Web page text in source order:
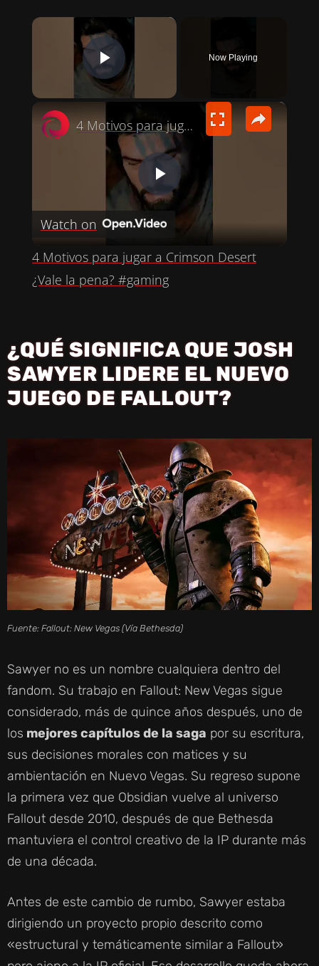
×
PLAY VIDEO
Now Playing
×
P
A
V
I
D
E
O
4 Motivos para jugar a Crimson Desert ¿Vale la pena? #gaming
Watch on
4 Motivos para jugar a Crimson Desert
¿Vale la pena? #gaming
¿QUÉ SIGNIFICA QUE JOSH
SAWYER LIDERE EL NUEVO
JUEGO DE FALLOUT?
Fuente: Fallout: New Vegas (Vía Bethesda)
Sawyer no es un nombre cualquiera dentro del
fandom. Su trabajo en Fallout: New Vegas sigue
considerado, más de quince años después, uno de
los mejores capítulos de la saga por su escritura,
sus decisiones morales con matices y su
ambientación en Nuevo Vegas. Su regreso supone
la primera vez que Obsidian vuelve al universo
Fallout desde 2010, después de que Bethesda
mantuviera el control creativo de la IP durante más
de una década.
Antes de este cambio de rumbo, Sawyer estaba
dirigiendo un proyecto propio descrito como
«estructural y temáticamente similar a Fallout»